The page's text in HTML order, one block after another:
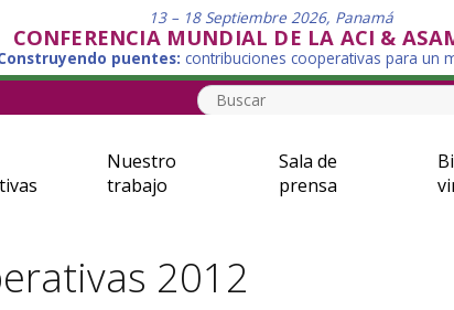
13 – 18 Septiembre 2026, Panamá
CONFERENCIA MUNDIAL DE LA ACI &
puentes: contribuciones cooperativas para un
Nuestro
trabajo
Sala de
prensa
2012